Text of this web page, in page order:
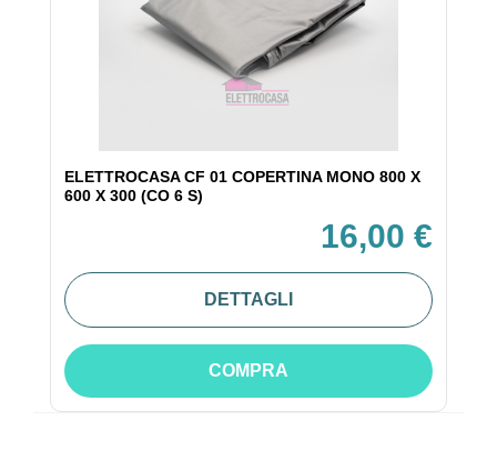
ELETTROCASA CF 01 COPERTINA MONO 800 X
600 X 300 (CO 6 S)
16,00 €
DETTAGLI
COMPRA